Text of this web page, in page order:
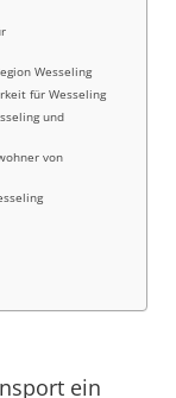
Wesseling
für Wesseling
und
von
ein